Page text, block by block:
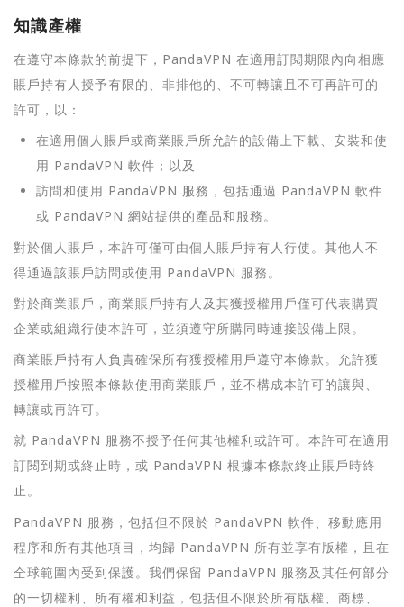
知識產權
在遵守本條款的前提下，PandaVPN 在適用訂閱期限內向相應
賬戶持有人授予有限的、非排他的、不可轉讓且不可再許可的
許可，以：
在適用個人賬戶或商業賬戶所允許的設備上下載、安裝和使
用 PandaVPN 軟件；以及
訪問和使用 PandaVPN 服務，包括通過 PandaVPN 軟件
或 PandaVPN 網站提供的產品和服務。
對於個人賬戶，本許可僅可由個人賬戶持有人行使。其他人不
得通過該賬戶訪問或使用 PandaVPN 服務。
對於商業賬戶，商業賬戶持有人及其獲授權用戶僅可代表購買
企業或組織行使本許可，並須遵守所購同時連接設備上限。
商業賬戶持有人負責確保所有獲授權用戶遵守本條款。允許獲
授權用戶按照本條款使用商業賬戶，並不構成本許可的讓與、
轉讓或再許可。
就 PandaVPN 服務不授予任何其他權利或許可。本許可在適用
訂閱到期或終止時，或 PandaVPN 根據本條款終止賬戶時終
止。
PandaVPN 服務，包括但不限於 PandaVPN 軟件、移動應用
程序和所有其他項目，均歸 PandaVPN 所有並享有版權，且在
全球範圍內受到保護。我們保留 PandaVPN 服務及其任何部分
的一切權利、所有權和利益，包括但不限於所有版權、商標、